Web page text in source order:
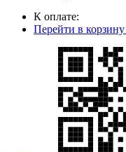
К оплате:
Перейти в корзину